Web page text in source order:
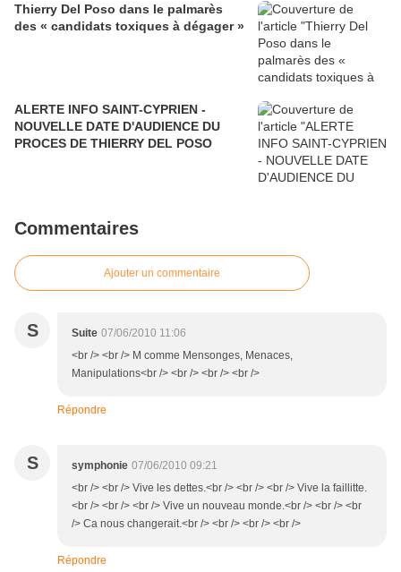
Thierry Del Poso dans le palmarès
des « candidats toxiques à dégager »
ALERTE INFO SAINT-CYPRIEN -
NOUVELLE DATE D'AUDIENCE DU
PROCES DE THIERRY DEL POSO
Commentaires
Ajouter un commentaire
S Suite 07/06/2010 11:06
<br /> <br /> M comme Mensonges, Menaces,
Manipulations<br /> <br /> <br /> <br />
Répondre
S symphonie 07/06/2010 09:21
<br /> <br /> Vive les dettes.<br /> <br /> <br /> Vive la faillitte.
<br /> <br /> <br /> Vive un nouveau monde.<br /> <br /> <br
/> Ca nous changerait.<br /> <br /> <br /> <br />
Répondre